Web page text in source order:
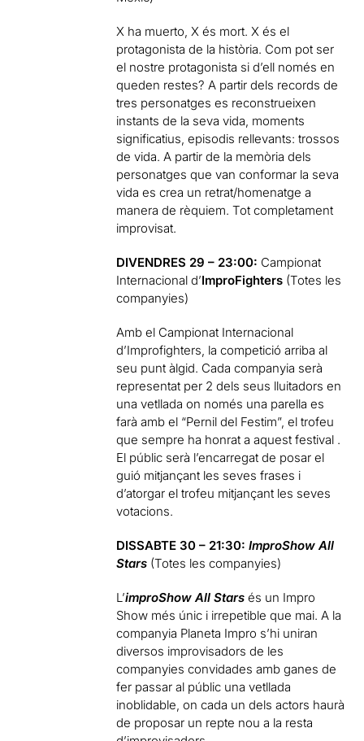
X ha muerto, X és mort. X és el
protagonista de la història. Com pot ser
el nostre protagonista si d’ell només en
queden restes? A partir dels records de
tres personatges es reconstrueixen
instants de la seva vida, moments
significatius, episodis rellevants: trossos
de vida. A partir de la memòria dels
personatges que van conformar la seva
vida es crea un retrat/homenatge a
manera de rèquiem. Tot completament
improvisat.
DIVENDRES 29 – 23:00: Campionat
Internacional d’ImproFighters (Totes les
companyies)
Amb el Campionat Internacional
d’Improfighters, la competició arriba al
seu punt àlgid. Cada companyia serà
representat per 2 dels seus lluitadors en
una vetllada on només una parella es
farà amb el “Pernil del Festim”, el trofeu
que sempre ha honrat a aquest festival .
El públic serà l’encarregat de posar el
guió mitjançant les seves frases i
d’atorgar el trofeu mitjançant les seves
votacions.
DISSABTE 30 – 21:30: ImproShow All
Stars (Totes les companyies)
L’improShow All Stars és un Impro
Show més únic i irrepetible que mai. A la
companyia Planeta Impro s’hi uniran
diversos improvisadors de les
companyies convidades amb ganes de
fer passar al públic una vetllada
inoblidable, on cada un dels actors haurà
de proposar un repte nou a la resta